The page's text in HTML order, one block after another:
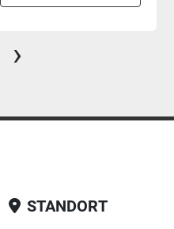
›
STANDORT